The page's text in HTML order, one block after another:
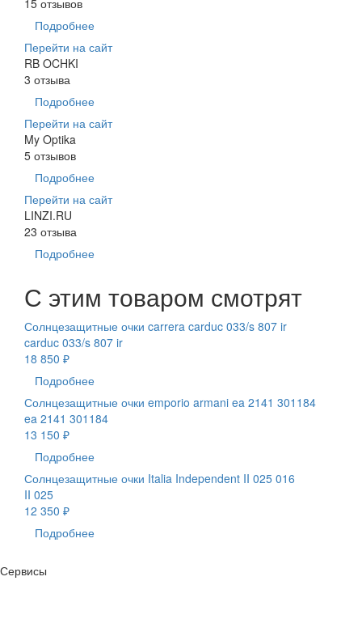
Подробнее
Перейти на сайт
RB OCHKI
3 отзыва
Подробнее
Перейти на сайт
My Optika
5 отзывов
Подробнее
Перейти на сайт
LINZI.RU
23 отзыва
Подробнее
С этим товаром смотрят
Солнцезащитные очки carrera carduc 033/s 807 ir
carduc 033/s 807 ir
18 850 ₽
Подробнее
Солнцезащитные очки emporio armani ea 2141 301184
ea 2141 301184
13 150 ₽
Подробнее
Солнцезащитные очки Italia Independent II 025 016
II 025
12 350 ₽
Подробнее
Сервисы